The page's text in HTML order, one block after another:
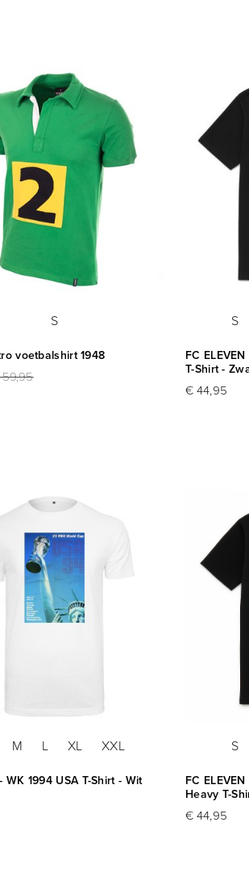
S
voetbalshirt 1948
S
FC
T-Shirt -
€ 44,95
M L XL XXL
1994 USA T-Shirt - Wit
S
FC
Heavy T-
€ 44,95